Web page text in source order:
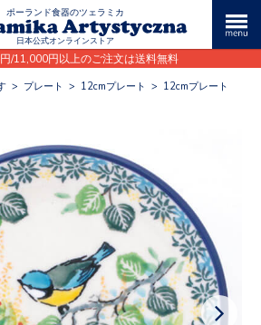
ポーランド食器のツェラミカ
日本公式オンラインストア
/11,000円以上のご注文は送料無料
> プレート > 12cmプレート > 12cmプレート